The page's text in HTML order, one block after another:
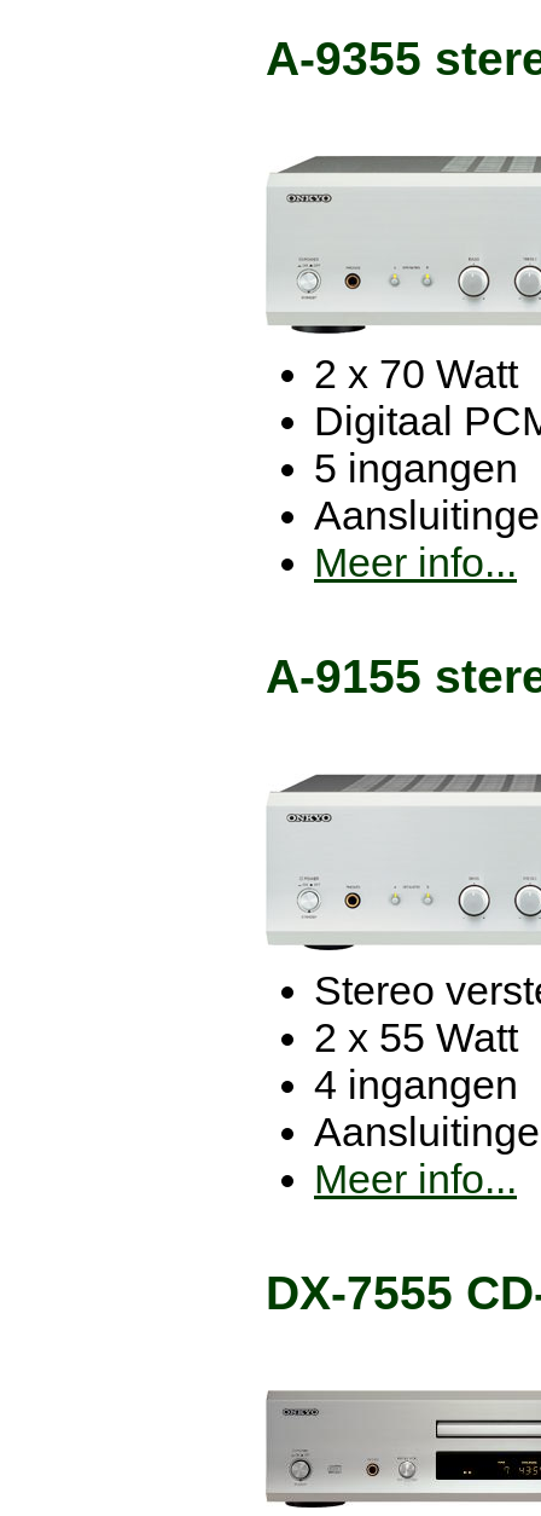
A-9355
2 x 70 Watt
Digitaal
5 ingangen
Meer info...
A-9155
Stereo
2 x 55 Watt
4 ingangen
Meer info...
DX-7555